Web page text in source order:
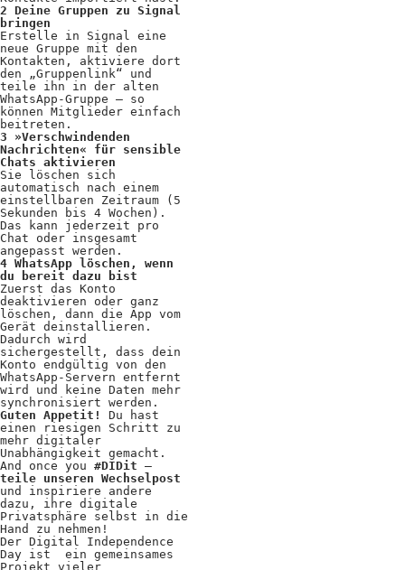
2 Deine Gruppen zu Signal
bringen
Erstelle in Signal eine
neue Gruppe mit den
Kontakten, aktiviere dort
den „Gruppenlink“ und
teile ihn in der alten
WhatsApp-Gruppe – so
können Mitglieder einfach
beitreten.
3 »Verschwindenden
Nachrichten« für sensible
Chats aktivieren
Sie löschen sich
automatisch nach einem
einstellbaren Zeitraum (5
Sekunden bis 4 Wochen).
Das kann jederzeit pro
Chat oder insgesamt
angepasst werden.
4 WhatsApp löschen, wenn
du bereit dazu bist
Zuerst das Konto
deaktivieren oder ganz
löschen, dann die App vom
Gerät deinstallieren.
Dadurch wird
sichergestellt, dass dein
Konto endgültig von den
WhatsApp-Servern entfernt
wird und keine Daten mehr
synchronisiert werden.
Guten Appetit!
Du hast
einen riesigen Schritt zu
mehr digitaler
Unabhängigkeit gemacht.
And once you #DIDit –
teile unseren Wechselpost
und inspiriere andere
dazu, ihre digitale
Privatsphäre selbst in die
Hand zu nehmen!
Der Digital Independence
Day ist ein gemeinsames
Projekt vieler